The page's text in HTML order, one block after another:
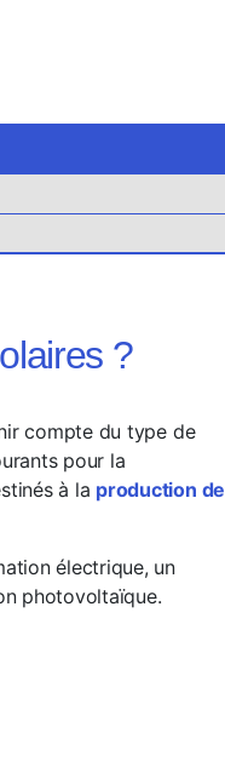
?
compte du type de
pour la
à la production de
électrique, un
photovoltaïque.